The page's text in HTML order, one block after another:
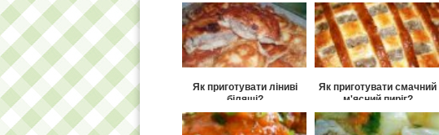
Як приготувати ліниві
біляші?
Як приготувати смачний
м'ясний пиріг?